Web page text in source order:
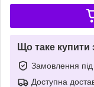
Що таке купити
Замовлення
Доступна